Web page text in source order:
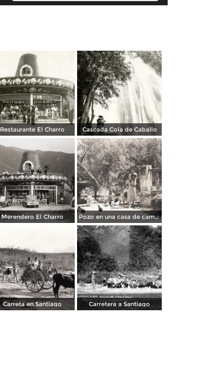
Restaurante El Charro Cascada Cola de Caballo
Merendero El Charro Pozo en una casa de campo
Carreta en Santiago Carretera a Santiago